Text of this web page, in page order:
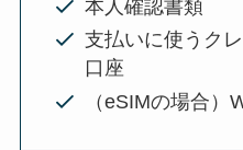
本人確認書類
支払いに使うク
口座
（eSIMの場合）